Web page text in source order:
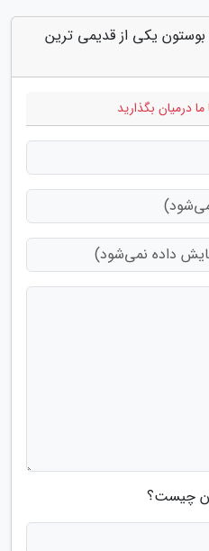
بوستون یکی از قدیمی ترین
درمیان بگذارید
چیست؟